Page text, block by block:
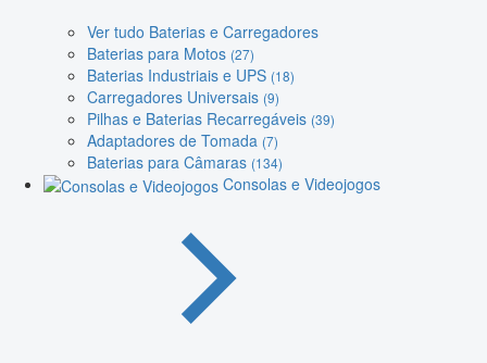
Ver tudo Baterias e Carregadores
Baterias para Motos (27)
Baterias Industriais e UPS (18)
Carregadores Universais (9)
Pilhas e Baterias Recarregáveis (39)
Adaptadores de Tomada (7)
Baterias para Câmaras (134)
Consolas e Videojogos